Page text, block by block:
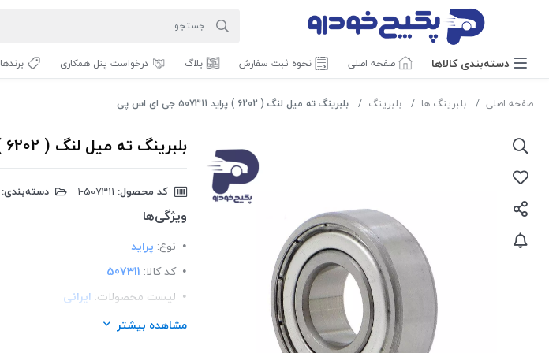
دسته‌بندی‌ کالاها صفحه اصلی نحوه ثبت سفارش بلاگ درخواست پنل همکاری برندها
صفحه اصلی بلبرینگ ها بلبرینگ بلبرینگ ته میل لنگ ( 6202 ) پراید 507311 جی ای اس پی
بلبرینگ ته میل لنگ ( 6202 ) پراید 507311 جی ای اس پی
کد محصول: دسته‌بندی:
ویژگی‌ها
نوع: پراید
کد کالا: 507311
لیست محصولات: ایرانی
برند:GISP
مشاهده بیشتر